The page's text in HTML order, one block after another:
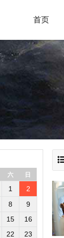
首页
六 日
1
2
8
9
15
16
22
23